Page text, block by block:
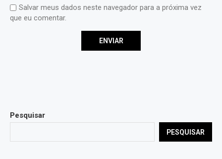
Salvar meus dados neste navegador para a próxima vez
que eu comentar.
Pesquisar
PESQUISAR